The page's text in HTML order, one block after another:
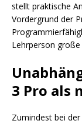
stellt praktische
Vordergrund der
Lehrperson
3 Pro als
Zumindest bei